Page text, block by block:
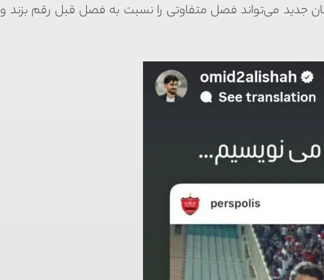
جدید می‌تواند فصل متفاوتی را نسبت به فصل قبل رقم بزند و